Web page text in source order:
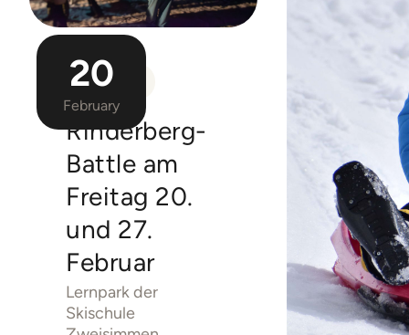
20
February
EVENT
Rinderberg-
Battle am
Freitag 20.
und 27.
Februar
Lernpark der
Skischule